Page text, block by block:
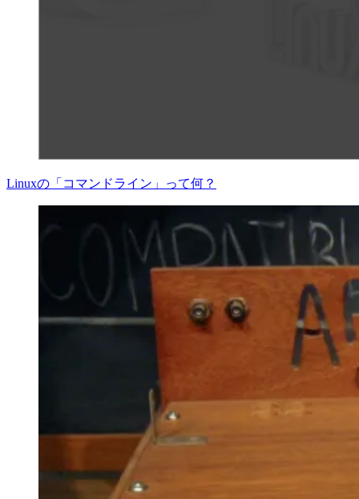
Linuxの「コマンドライン」って何？